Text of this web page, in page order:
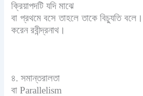
ক্রিয়াপদটি যদি মাঝে
বা প্রথমে বসে তাহলে তাকে বিচ্যুতি বলে।
করেন রবীন্দ্রনাথ।
৪. সমান্তরালতা
বাParallelism